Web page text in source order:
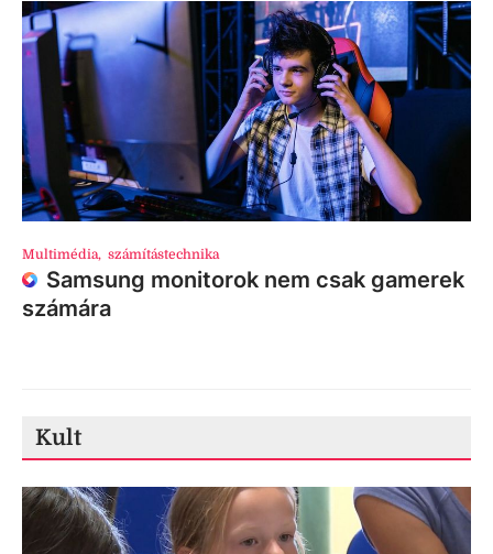
Multimédia, számítástechnika
Samsung monitorok nem csak gamerek
számára
Kult